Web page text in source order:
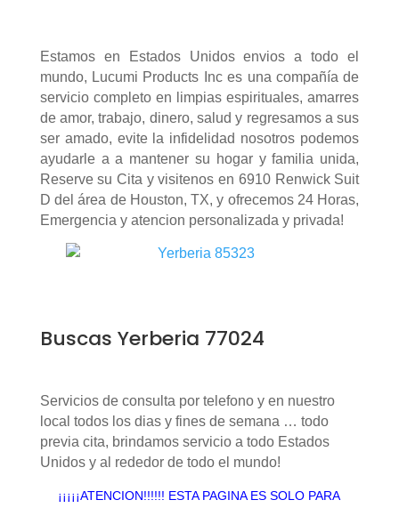
Estamos en Estados Unidos envios a todo el
mundo, Lucumi Products Inc es una compañía de
servicio completo en limpias espirituales, amarres
de amor, trabajo, dinero, salud y regresamos a sus
ser amado, evite la infidelidad nosotros podemos
ayudarle a a mantener su hogar y familia unida,
Reserve su Cita y visitenos en 6910 Renwick Suit
D del área de Houston, TX, y ofrecemos 24 Horas,
Emergencia y atencion personalizada y privada!
Buscas Yerberia 77024
Servicios de consulta por telefono y en nuestro
local todos los dias y fines de semana … todo
previa cita, brindamos servicio a todo Estados
Unidos y al rededor de todo el mundo!
¡¡¡¡¡ATENCION!!!!!! ESTA PAGINA ES SOLO PARA